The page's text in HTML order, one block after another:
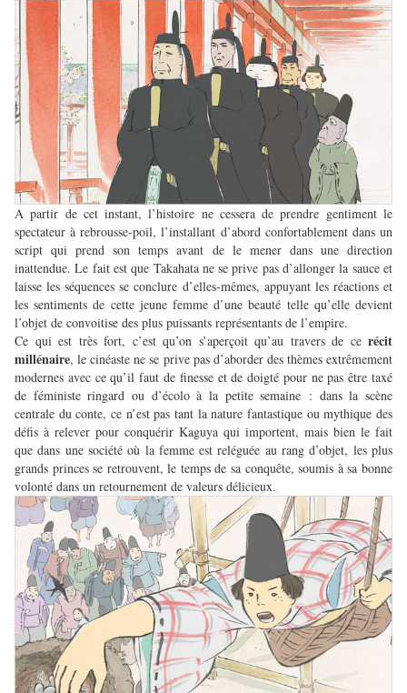
A partir de cet instant, l’histoire ne cessera de prendre gentiment le
spectateur à rebrousse-poil, l’installant d’abord confortablement dans un
script qui prend son temps avant de le mener dans une direction
inattendue. Le fait est que Takahata ne se prive pas d’allonger la sauce et
laisse les séquences se conclure d’elles-mêmes, appuyant les réactions et
les sentiments de cette jeune femme d’une beauté telle qu’elle devient
l’objet de convoitise des plus puissants représentants de l’empire.
Ce qui est très fort, c’est qu’on s’aperçoit qu’au travers de ce récit
millénaire, le cinéaste ne se prive pas d’aborder des thèmes extrêmement
modernes avec ce qu’il faut de finesse et de doigté pour ne pas être taxé
de féministe ringard ou d’écolo à la petite semaine : dans la scène
centrale du conte, ce n’est pas tant la nature fantastique ou mythique des
défis à relever pour conquérir Kaguya qui importent, mais bien le fait
que dans une société où la femme est reléguée au rang d’objet, les plus
grands princes se retrouvent, le temps de sa conquête, soumis à sa bonne
volonté dans un retournement de valeurs délicieux.